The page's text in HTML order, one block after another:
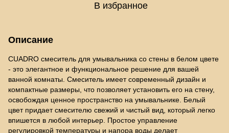
В избранное
Описание
CUADRO смеситель для умывальника со стены в белом цвете
- это элегантное и функциональное решение для вашей
ванной комнаты. Смеситель имеет современный дизайн и
компактные размеры, что позволяет установить его на стену,
освобождая ценное пространство на умывальнике. Белый
цвет придает смесителю свежий и чистый вид, который легко
впишется в любой интерьер. Простое управление
регулировкой температуры и напора воды делает